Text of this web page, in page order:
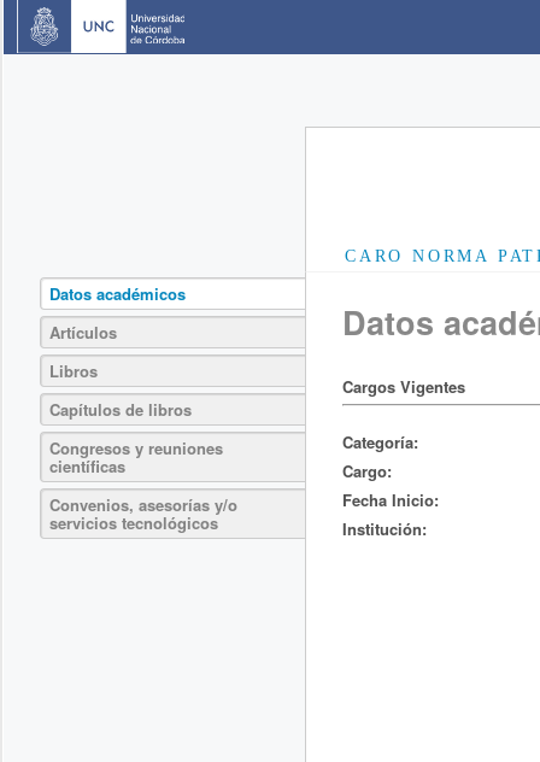
CARO NORMA
Datos académicos
Artículos
Libros
Capítulos de libros
Congresos y reuniones
científicas
Convenios, asesorías y/o
servicios tecnológicos
Datos
Cargos Vigentes
Categoría:
Cargo:
Fecha Inicio:
Institución: